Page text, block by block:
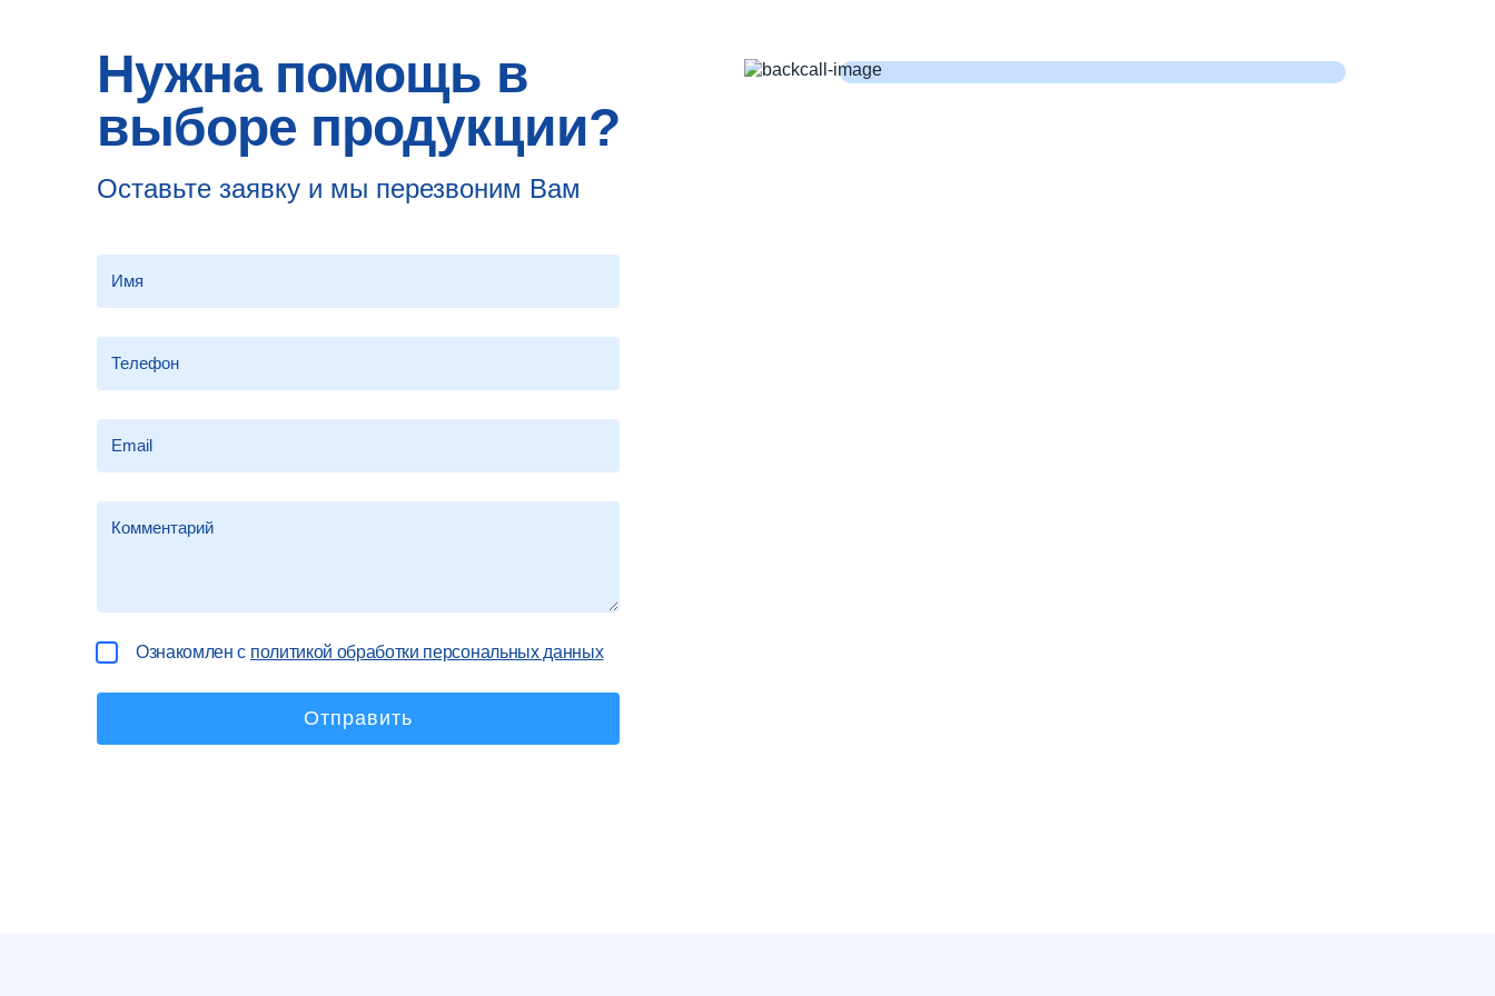
Нужна помощь в
выборе продукции?
Оставьте заявку и мы перезвоним Вам
Ознакомлен с политикой обработки персональных данных